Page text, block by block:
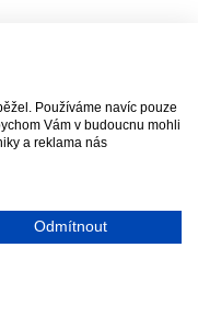
Používáme navíc pouze
Vám v budoucnu mohli
a reklama nás
Odmítnout